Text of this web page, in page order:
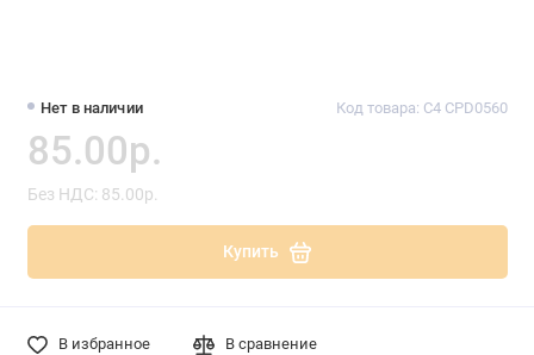
Нет в наличии Код товара: C4 CPD0560
85.00р.
Без НДС: 85.00р.
Купить
В избранное В сравнение